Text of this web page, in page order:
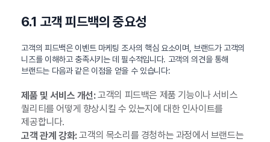
6.1 고객 피드백의 중요성
고객의 피드백은 이벤트 마케팅 조사의 핵심 요소이며, 브랜드가 고객의
니즈를 이해하고 충족시키는 데 필수적입니다. 고객의 의견을 통해
브랜드는 다음과 같은 이점을 얻을 수 있습니다:
제품 및 서비스 개선:고객의 피드백은 제품 기능이나 서비스
퀄리티를 어떻게 향상시킬 수 있는지에 대한 인사이트를
제공합니다.
고객 관계 강화:고객의 목소리를 경청하는 과정에서 브랜드는